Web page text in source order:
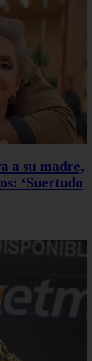
a su madre,
‘Suertudo